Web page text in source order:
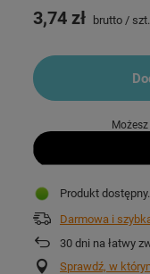
3,74 zł
brutto / szt.
Produkt dostępny
Darmowa i
30 dni na łatwy
Sprawdź, w